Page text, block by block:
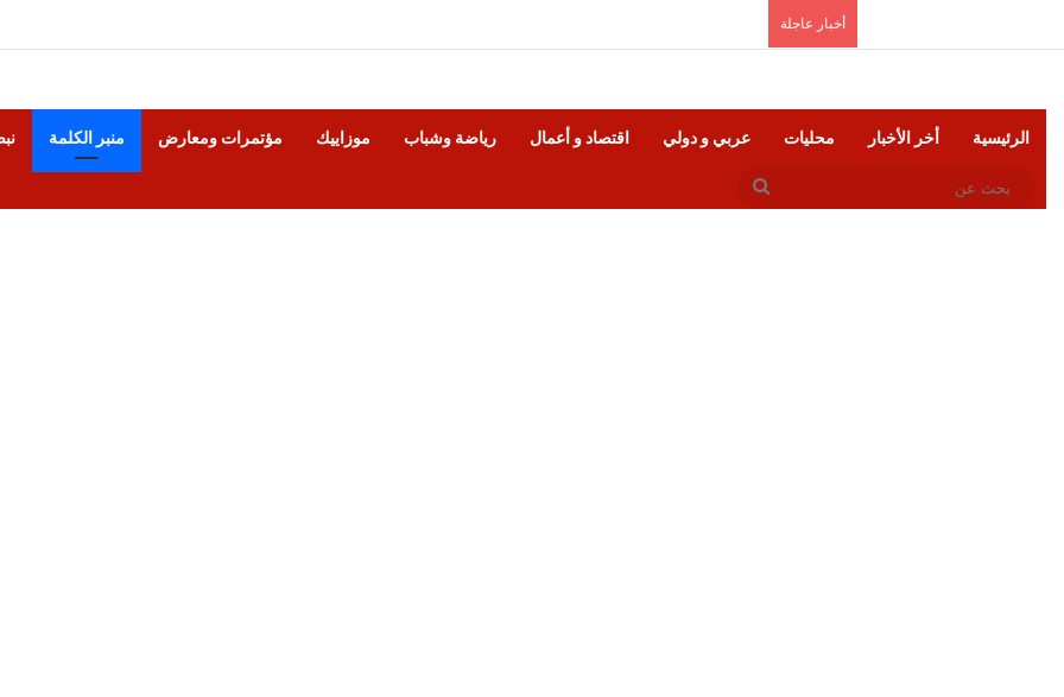
أخبار عاجلة
الرئيسية أخر الأخبار محليات عربي و دولي اقتصاد و أعمال رياضة وشباب موزاييك مؤتمرات ومعارض منبر الكلمة